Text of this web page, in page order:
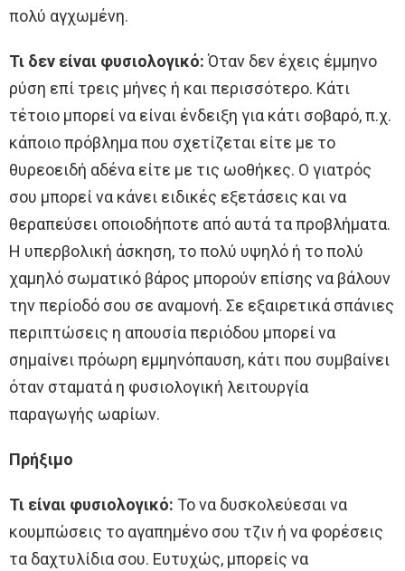
πολύ αγχωμένη.
Τι δεν είναι φυσιολογικό:Όταν δεν έχεις έμμηνο
ρύση επί τρεις μήνες ή και περισσότερο. Κάτι
τέτοιο μπορεί να είναι ένδειξη για κάτι σοβαρό, π.χ.
κάποιο πρόβλημα που σχετίζεται είτε με το
θυρεοειδή αδένα είτε με τις ωοθήκες. O γιατρός
σου μπορεί να κάνει ειδικές εξετάσεις και να
θεραπεύσει οποιοδήποτε από αυτά τα προβλήματα.
Η υπερβολική άσκηση, το πολύ υψηλό ή το πολύ
χαμηλό σωματικό βάρος μπορούν επίσης να βάλουν
την περίοδό σου σε αναμονή. Σε εξαιρετικά σπάνιες
περιπτώσεις η απουσία περιόδου μπορεί να
σημαίνει πρόωρη εμμηνόπαυση, κάτι που συμβαίνει
όταν σταματά η φυσιολογική λειτουργία
παραγωγής ωαρίων.
Πρήξιμο
Τι είναι φυσιολογικό: Το να δυσκολεύεσαι να
κουμπώσεις το αγαπημένο σου τζιν ή να φορέσεις
τα δαχτυλίδια σου. Ευτυχώς, μπορείς να